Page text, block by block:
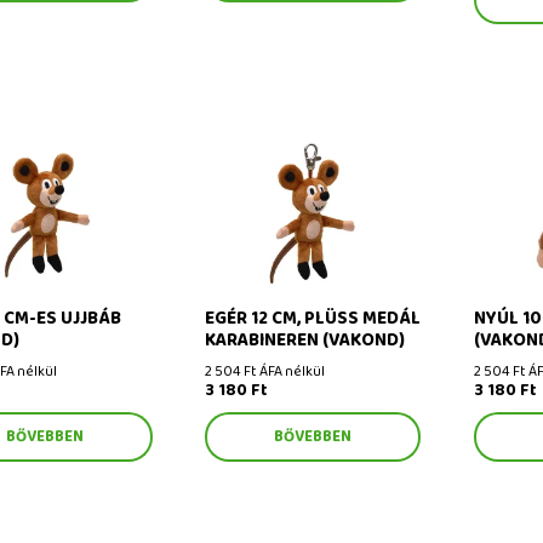
es ujjbáb (Vakond)
CM-ES UJJBÁB
nélkül
BŐVEBBEN
Egér 12 cm, plüss medál
karabineren (Vakond)
EGÉR 12 CM, PLÜSS MEDÁL
KARABINEREN (VAKOND)
2 504 Ft ÁFA nélkül
3 180 Ft
BŐVEBBEN
NYÚL
2 504 Ft
3 180 Ft